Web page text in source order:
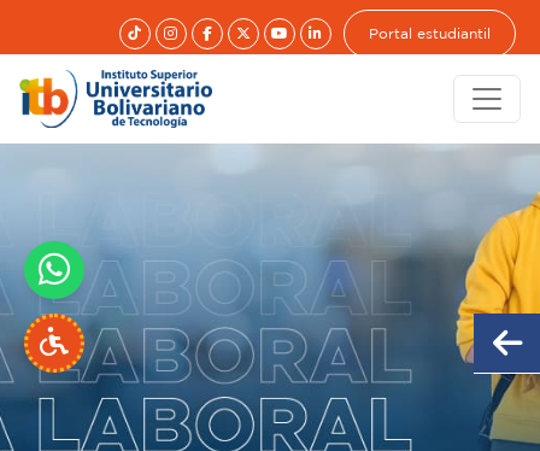
Portal estudiantil